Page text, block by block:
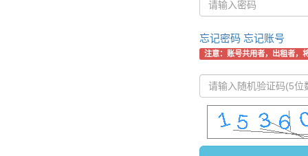
忘记密码 忘记账号
注意：账号共用者，出租者，